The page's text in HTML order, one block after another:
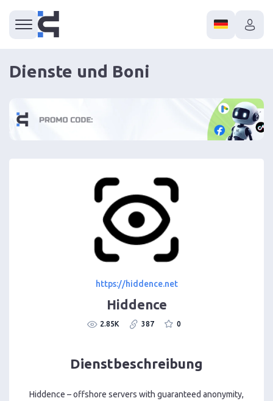
Dienste und Boni
https://hiddence.net
Hiddence
2.85K 387 0
Dienstbeschreibung
Hiddence – offshore servers with guaranteed anonymity,